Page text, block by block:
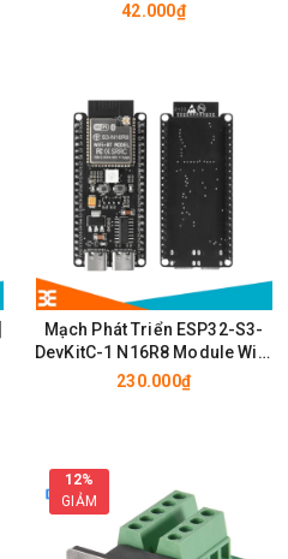
42.000₫
Mạch Phát Triển ESP32-S3-
DevKitC-1 N16R8 Module Wifi,
BLE có chân cắm ăng ten
230.000₫
12%
GIẢM